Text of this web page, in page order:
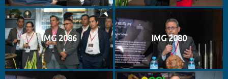
IMG 2086 IMG 2080